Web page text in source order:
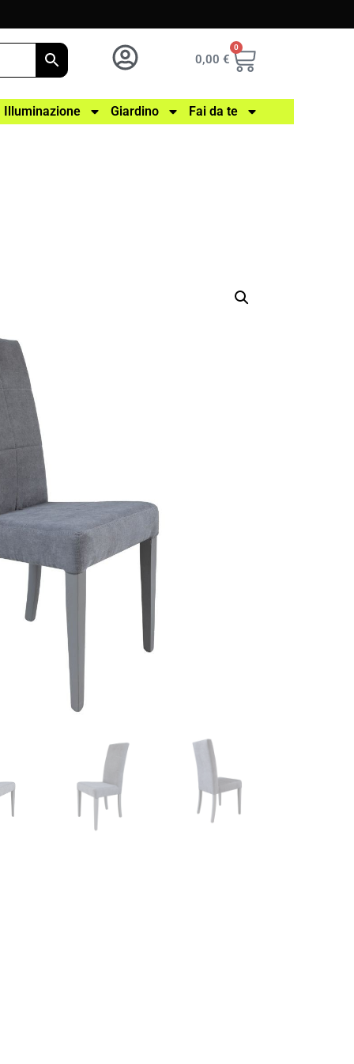
0,00 €
0
Illuminazione Giardino Fai da te